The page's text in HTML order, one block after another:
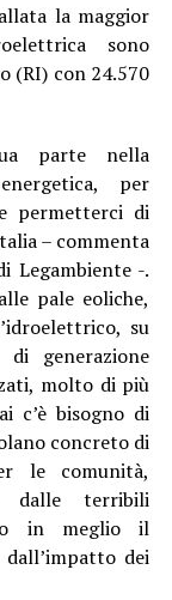
la maggior
sono
(RI) con 24.570
parte nella
per
permetterci di
– commenta
Legambiente -.
pale eoliche,
su
generazione
molto di più
c’è bisogno di
concreto di
le comunità,
dalle terribili
in meglio il
dei